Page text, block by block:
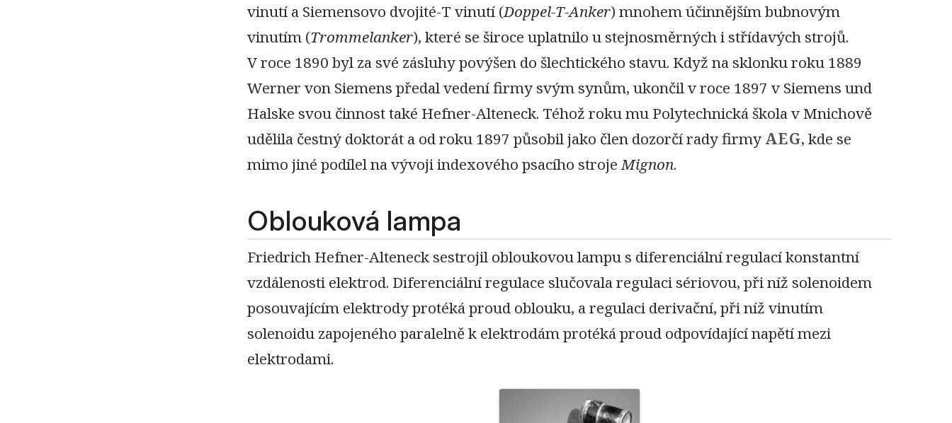
vinutí a Siemensovo dvojité-T vinutí (Doppel-T-Anker) mnohem účinnějším bubnovým
vinutím (Trommelanker), které se široce uplatnilo u stejnosměrných i střídavých strojů.
V roce 1890 byl za své zásluhy povýšen do šlechtického stavu. Když na sklonku roku 1889
Werner von Siemens předal vedení firmy svým synům, ukončil v roce 1897 v Siemens und
Halske svou činnost také Hefner-Alteneck. Téhož roku mu Polytechnická škola v Mnichově
udělila čestný doktorát a od roku 1897 působil jako člen dozorčí rady firmy AEG, kde se
mimo jiné podílel na vývoji indexového psacího strojeMignon.
Oblouková lampa
Friedrich Hefner-Alteneck sestrojil obloukovou lampu s diferenciální regulací konstantní
vzdálenosti elektrod. Diferenciální regulace slučovala regulaci sériovou, při níž solenoidem
posouvajícím elektrody protéká proud oblouku, a regulaci derivační, při níž vinutím
solenoidu zapojeného paralelně k elektrodám protéká proud odpovídající napětí mezi
elektrodami.